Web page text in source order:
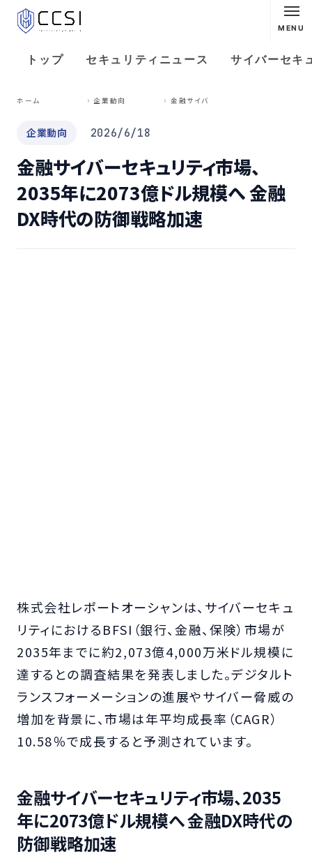
MENU
トップ セキュリティニュース サイバーセキ
ホーム 企業動向
企業動向 2026/6/18
金融サイバーセキュリティ市場、
2035年に2073億ドル規模へ 金融
DX時代の防御戦略加速
株式会社レポートオーシャンは、サイバーセキュ
リティにおけるBFSI（銀行、金融、保険）市場が
2035年までに約2,073億4,000万米ドル規模に
達するとの調査結果を発表しました。デジタルト
ランスフォーメーションの進展やサイバー脅威の
増加を背景に、市場は年平均成長率（CAGR）
10.58％で成長すると予測されています。
金融サイバーセキュリティ市場、2035
年に2073億ドル規模へ 金融DX時代の
防御戦略加速